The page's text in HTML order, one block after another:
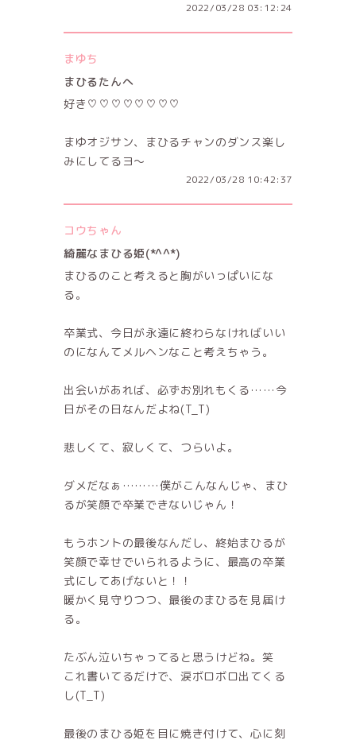
2022/03/28 03:12:24
まゆち
まひるたんへ
好き♡♡♡♡♡♡♡♡
まゆオジサン、まひるチャンのダンス楽し
みにしてるヨ〜
2022/03/28 10:42:37
コウちゃん
綺麗なまひる姫(*^^*)
まひるのこと考えると胸がいっぱいにな
る。
卒業式、今日が永遠に終わらなければいい
のになんてメルヘンなこと考えちゃう。
出会いがあれば、必ずお別れもくる……今
日がその日なんだよね(T_T)
悲しくて、寂しくて、つらいよ。
ダメだなぁ………僕がこんなんじゃ、まひ
るが笑顔で卒業できないじゃん！
もうホントの最後なんだし、終始まひるが
笑顔で幸せでいられるように、最高の卒業
式にしてあげないと！！
暖かく見守りつつ、最後のまひるを見届け
る。
たぶん泣いちゃってると思うけどね。笑
これ書いてるだけで、涙ボロボロ出てくる
し(T_T)
最後のまひる姫を目に焼き付けて、心に刻